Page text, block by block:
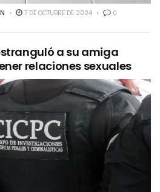
7 DE OCTUBRE DE 2024 0
a su amiga
relaciones sexuales